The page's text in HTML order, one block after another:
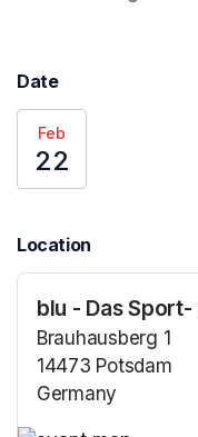
Date
Feb
22
Location
blu - Das
Brauhausberg 1
14473 Potsdam
Germany